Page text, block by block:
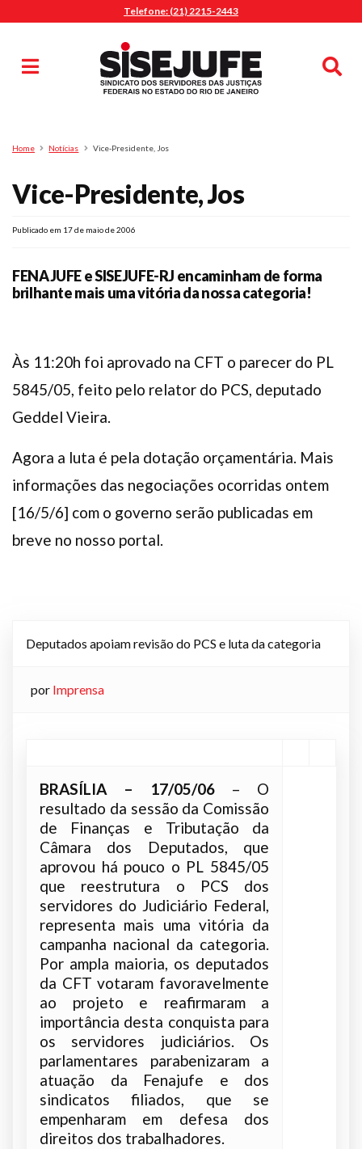
Telefone: (21) 2215-2443
Pesquisa
Home Notícias Vice-Presidente, Jos
Vice-Presidente, Jos
Publicado em 17 de maio de 2006
FENAJUFE e SISEJUFE-RJ encaminham de forma
brilhante mais uma vitória da nossa categoria!
Às 11:20h foi aprovado na CFT o parecer do PL
5845/05, feito pelo relator do PCS, deputado
Geddel Vieira.
Agora a luta é pela dotação orçamentária. Mais
informações das negociações ocorridas ontem
[16/5/6] com o governo serão publicadas em
breve no nosso portal.
Deputados apoiam revisão do PCS e luta da categoria
por Imprensa
BRASÍLIA – 17/05/06 – O
resultado da sessão da Comissão
de Finanças e Tributação da
Câmara dos Deputados, que
aprovou há pouco o PL 5845/05
que reestrutura o PCS dos
servidores do Judiciário Federal,
representa mais uma vitória da
campanha nacional da categoria.
Por ampla maioria, os deputados
da CFT votaram favoravelmente
ao projeto e reafirmaram a
importância desta conquista para
os servidores judiciários. Os
parlamentares parabenizaram a
atuação da Fenajufe e dos
sindicatos filiados, que se
empenharam em defesa dos
direitos dos trabalhadores.
MENU
Sindicalize-se
Diretoria
O Sindicato
Agenda
Casa do Alto
Sede Campestre
Seguro Auto
Assistência Funeral
Pós-graduação
FacebookInstagramTwitter YoutubeTikTok Whatsapp